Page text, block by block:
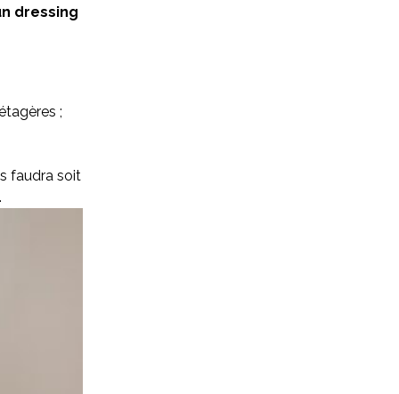
dressing
;
faudra soit